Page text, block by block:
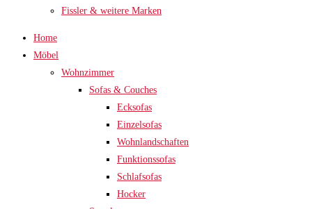
Fissler & weitere Marken
Home
Möbel
Wohnzimmer
Sofas & Couches
Ecksofas
Einzelsofas
Wohnlandschaften
Funktionssofas
Schlafsofas
Hocker